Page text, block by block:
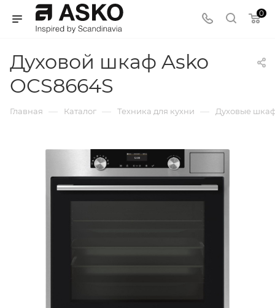
0
Духовой шкаф Asko
OCS8664S
Главная — Каталог — Техника для кухни — Духовые